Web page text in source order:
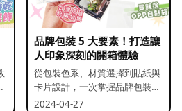
品牌包裝 5 大要素！打造讓
人印象深刻的開箱體驗
從包裝色系、材質選擇到貼紙與
卡片設計，一次掌握品牌包裝的
關鍵要素。
2024-04-27